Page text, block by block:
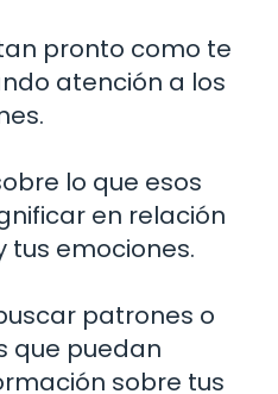
pronto como te
atención a los
lo que esos
en relación
tus emociones.
patrones o
que puedan
sobre tus